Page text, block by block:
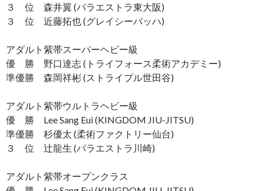
３ 位 森井翼 (パラエストラ東大阪)
３ 位 近藤拓也 (グレイシーバッハ)
アダルト紫帯スーパーヘビー級
優 勝 野口達志 (トライフォース柔術アカデミー)
準優勝 森岡祥彬 (ストライプル世田谷)
アダルト紫帯ウルトラヘビー級
優 勝 Lee Sang Eui (KINGDOM JIU-JITSU)
準優勝 杉優太 (柔術ファクトリー仙台)
３ 位 辻龍生 (パラエストラ川崎)
アダルト紫帯オープンクラス